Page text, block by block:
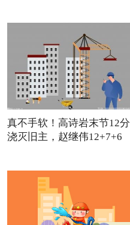
真不手软！高诗岩末节12分
浇灭旧主，赵继伟12+7+6